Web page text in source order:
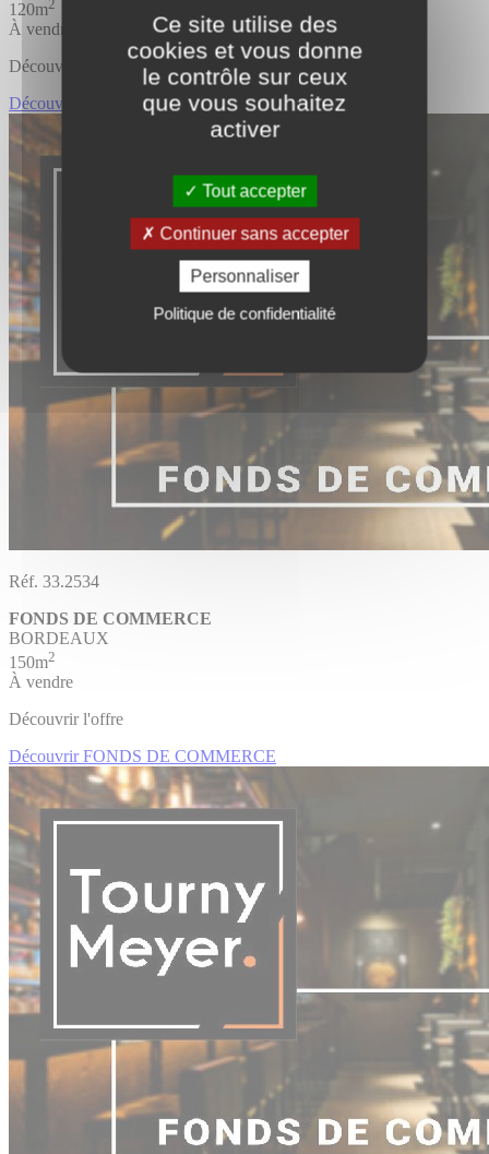
Ce site utilise des
cookies et vous donne
le contrôle sur ceux
que vous souhaitez
activer
Tout accepter
Continuer sans accepter
Personnaliser
Politique de confidentialité
120m
À vendre
Découvrir l'offre
Découvrir FONDS DE COMMERCE
Réf. 33.2534
FONDS DE COMMERCE
BORDEAUX
150m2
À vendre
Découvrir l'offre
Découvrir FONDS DE COMMERCE